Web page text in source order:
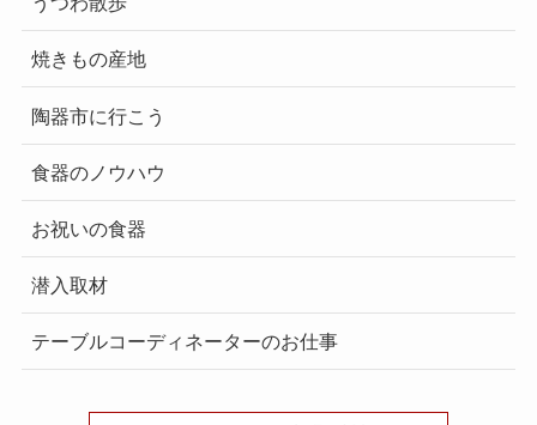
焼きもの産地
陶器市に行こう
食器のノウハウ
お祝いの食器
潜入取材
テーブルコーディネーターのお仕事